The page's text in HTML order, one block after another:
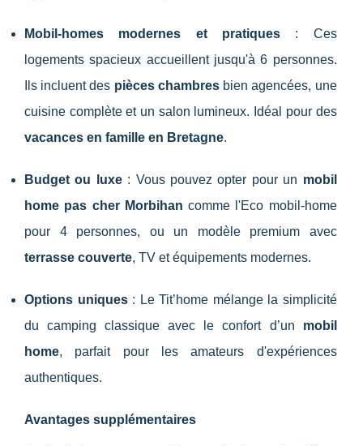
Mobil-homes modernes et pratiques: Ces
logements spacieux accueillent jusqu'à 6 personnes.
Ils incluent des pièces chambresbien agencées, une
cuisine complète et un salon lumineux. Idéal pour des
vacances en famille en Bretagne.
Budget ou luxe: Vous pouvez opter pour un mobil
home pas cher Morbihan comme l'Eco mobil-home
pour 4 personnes, ou un modèle premium avec
terrasse couverte, TV et équipements modernes.
Options uniques: Le Tit’home mélange la simplicité
du camping classique avec le confort d’un mobil
home, parfait pour les amateurs d'expériences
authentiques.
Avantages supplémentaires